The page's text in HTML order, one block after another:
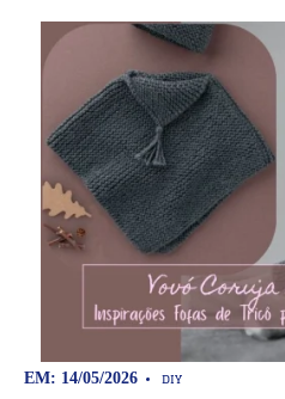
EM: 14/05/2026 DIY